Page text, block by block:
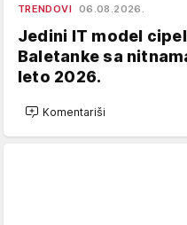
TRENDOVI 06.08.2026.
Jedini IT model
Baletanke sa
leto 2026.
Komentariši